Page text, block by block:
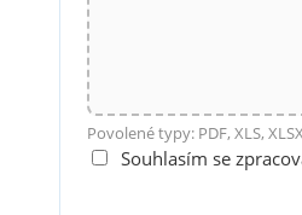
Povolené typy: PDF, XLS,
Souhlasím se